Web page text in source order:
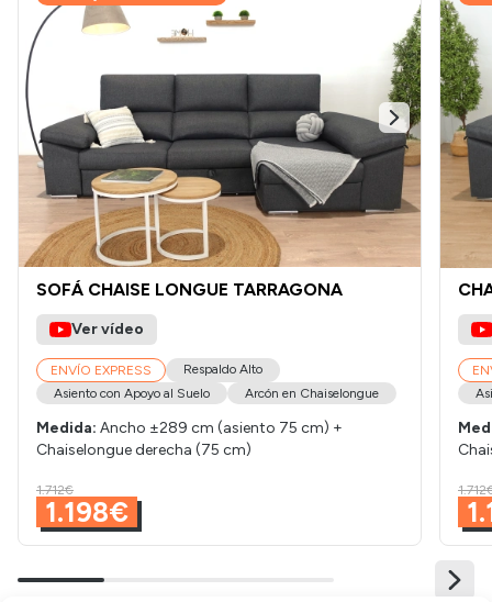
SOFÁ CHAISE LONGUE TARRAGONA
Ver vídeo
ENVÍO EXPRESS
Respaldo Alto
Asiento con Apoyo al Suelo
Arcón en Chaiselongue
Medida: Ancho ±289 cm (asiento 75 cm) +
Chaiselongue derecha (75 cm)
1.712€
1.198€